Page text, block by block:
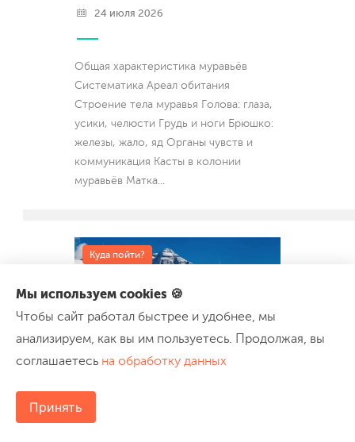
Мы используем cookies 🍪
Чтобы сайт работал быстрее и удобнее, мы
анализируем, как вы им пользуетесь. Продолжая, вы
соглашаетесь на обработку данных
Принять
24 июля 2026
Общая характеристика муравьёв
Систематика Ареал обитания
Строение тела муравья Голова: глаза,
усики, челюсти Грудь и ноги Брюшко:
железы, жало, яд Органы чувств и
коммуникация Касты в колонии
муравьёв Матка
Куда пойти?
находится, высота, климат
и история покорения